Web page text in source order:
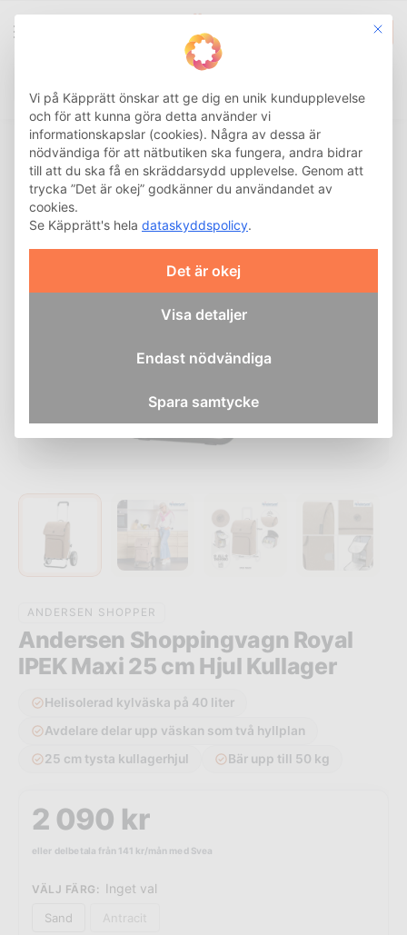
0
ANDERSEN SHOPPER
Andersen Shoppingvagn Royal
IPEK Maxi 25 cm Hjul Kullager
Helisolerad kylväska på 40 liter
Avdelare delar upp väskan som två hyllplan
25 cm tysta kullagerhjul
Bär upp till 50 kg
2 090 kr
eller delbetala från 141 kr/mån med Svea
VÄLJ FÄRG : Inget val
Sand Antracit
This
Vi på Käpprätt önskar att ge dig en unik kundupplevelse
och för att kunna göra detta använder vi
informationskapslar (cookies). Några av dessa är
nödvändiga för att nätbutiken ska fungera, andra bidrar
till att du ska få en skräddarsydd upplevelse. Genom att
trycka ”Det är okej” godkänner du användandet av
cookies.
Se Käpprätt's hela dataskyddspolicy.
Det är okej
Visa detaljer
Endast nödvändiga
Spara samtycke